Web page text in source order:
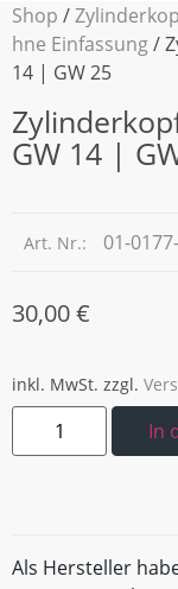
Shop /
hne Einfassung/
14 | GW 25
GW 14 |
Art. Nr.: 01-
30,00€
inkl. MwSt. zzgl.
In
Als Hersteller